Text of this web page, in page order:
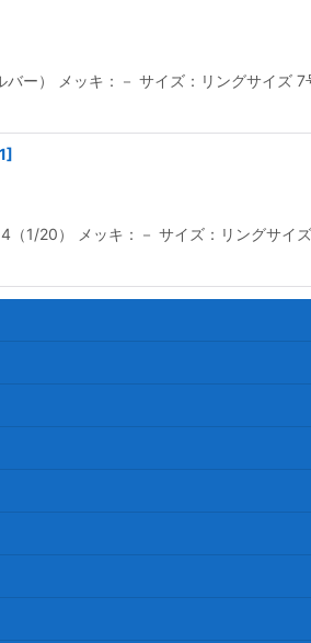
ー） メッキ：－ サイズ：リングサイズ
]
1/20） メッキ：－ サイズ：リングサイ